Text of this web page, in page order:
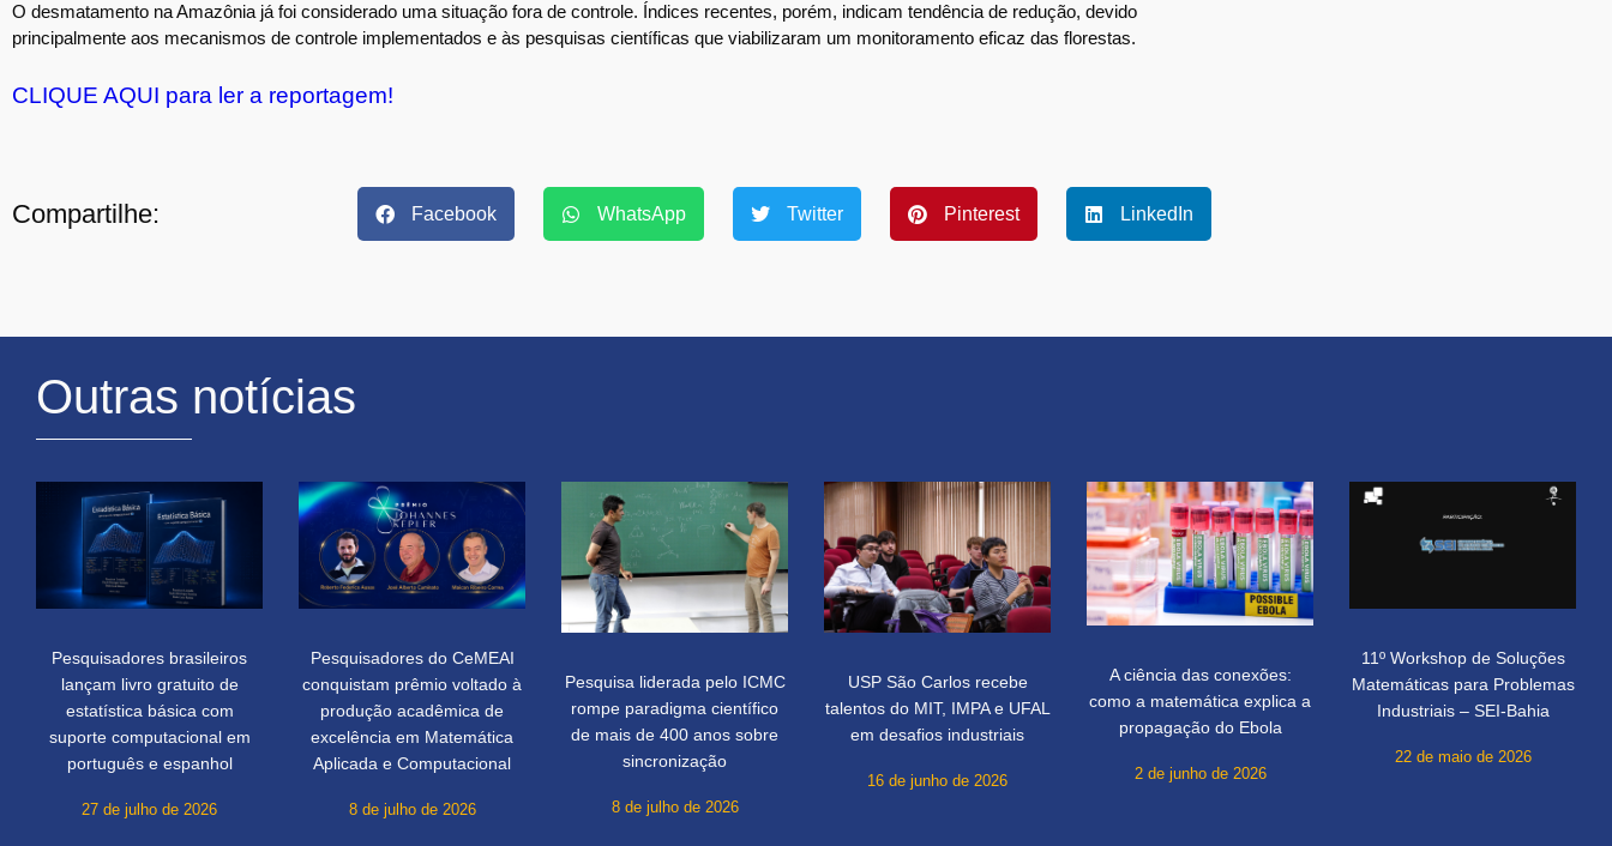
O desmatamento na Amazônia já foi considerado uma situação fora de controle. Índices recentes, porém, indicam tendência de redução, devido
principalmente aos mecanismos de controle implementados e às pesquisas científicas que viabilizaram um monitoramento eficaz das florestas.
CLIQUE AQUI para ler a reportagem!
Compartilhe: Facebook WhatsApp Twitter Pinterest LinkedIn
Outras notícias
Pesquisadores brasileiros
lançam livro gratuito de
estatística básica com
suporte computacional em
português e espanhol
27 de julho de 2026
Pesquisadores do CeMEAI
conquistam prêmio voltado à
produção acadêmica de
excelência em Matemática
Aplicada e Computacional
8 de julho de 2026
Pesquisa liderada pelo ICMC
rompe paradigma científico
de mais de 400 anos sobre
sincronização
8 de julho de 2026
USP São Carlos recebe
talentos do MIT, IMPA e UFAL
em desafios industriais
16 de junho de 2026
A ciência das conexões:
como a matemática explica a
propagação do Ebola
2 de junho de 2026
11º Workshop de Soluções
Matemáticas para Problemas
Industriais – SEI-Bahia
22 de maio de 2026